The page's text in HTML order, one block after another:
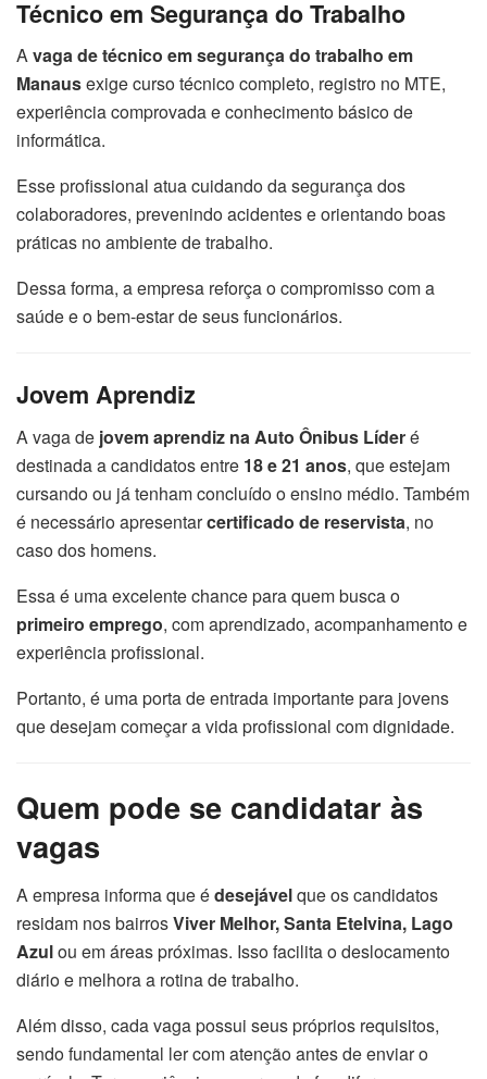
Técnico em Segurança do Trabalho
Avaga de técnico em segurança do trabalho em
Manausexige curso técnico completo, registro no MTE,
experiência comprovada e conhecimento básico de
informática.
Esse profissional atua cuidando da segurança dos
colaboradores, prevenindo acidentes e orientando boas
práticas no ambiente de trabalho.
Dessa forma, a empresa reforça o compromisso com a
saúde e o bem-estar de seus funcionários.
Jovem Aprendiz
A vaga de jovem aprendiz na Auto Ônibus Líderé
destinada a candidatos entre 18 e 21 anos, que estejam
cursando ou já tenham concluído o ensino médio. Também
é necessário apresentarcertificado de reservista, no
caso dos homens.
Essa é uma excelente chance para quem busca o
primeiro emprego, com aprendizado, acompanhamento e
experiência profissional.
Portanto, é uma porta de entrada importante para jovens
que desejam começar a vida profissional com dignidade.
Quem pode se candidatar às
vagas
A empresa informa que édesejávelque os candidatos
residam nos bairrosViver Melhor, Santa Etelvina, Lago
Azulou em áreas próximas. Isso facilita o deslocamento
diário e melhora a rotina de trabalho.
Além disso, cada vaga possui seus próprios requisitos,
sendo fundamental ler com atenção antes de enviar o